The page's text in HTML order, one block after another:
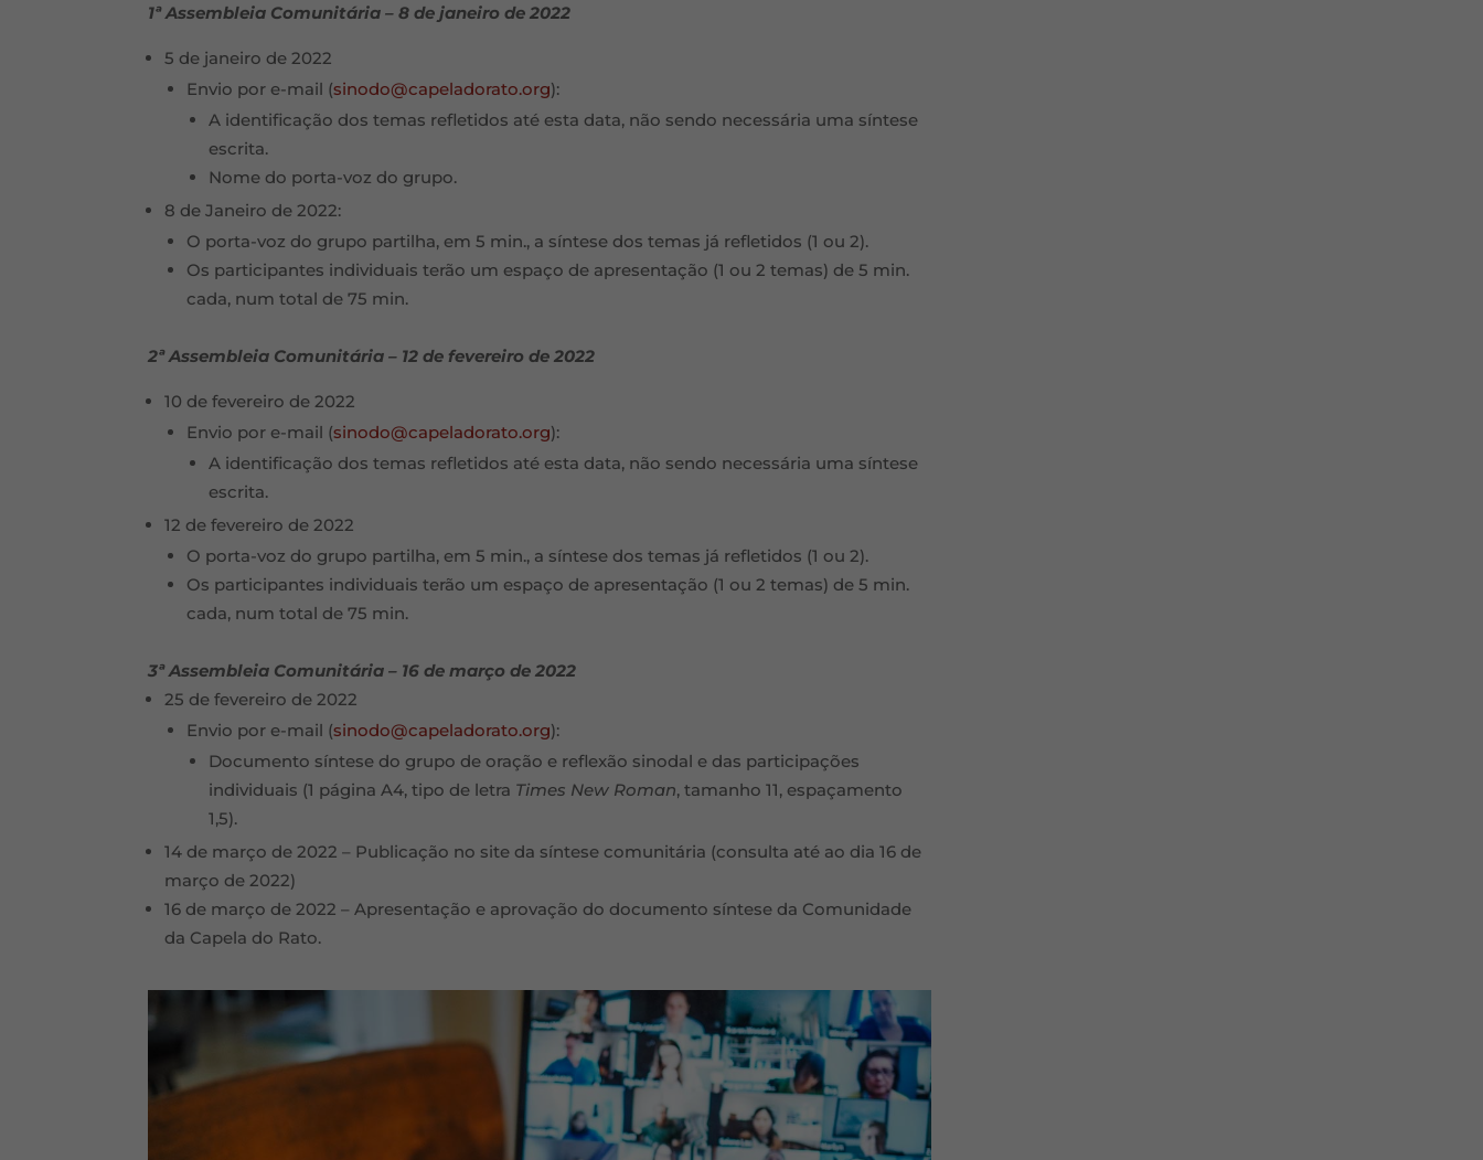
1ª Assembleia Comunitária – 8 de janeiro de 2022
5 de janeiro de 2022
Envio por e-mail (sinodo@capeladorato.org):
A identificação dos temas refletidos até esta data, não sendo necessária uma síntese
escrita.
Nome do porta-voz do grupo.
8 de Janeiro de 2022:
O porta-voz do grupo partilha, em 5 min., a síntese dos temas já refletidos (1 ou 2).
Os participantes individuais terão um espaço de apresentação (1 ou 2 temas) de 5 min.
cada, num total de 75 min.
2ª Assembleia Comunitária – 12 de fevereiro de 2022
10 de fevereiro de 2022
Envio por e-mail (sinodo@capeladorato.org):
A identificação dos temas refletidos até esta data, não sendo necessária uma síntese
escrita.
12 de fevereiro de 2022
O porta-voz do grupo partilha, em 5 min., a síntese dos temas já refletidos (1 ou 2).
Os participantes individuais terão um espaço de apresentação (1 ou 2 temas) de 5 min.
cada, num total de 75 min.
3ª Assembleia Comunitária – 16 de março de 2022
25 de fevereiro de 2022
Envio por e-mail (sinodo@capeladorato.org):
Documento síntese do grupo de oração e reflexão sinodal e das participações
individuais (1 página A4, tipo de letra Times New Roman, tamanho 11, espaçamento
1,5).
14 de março de 2022 – Publicação no site da síntese comunitária (consulta até ao dia 16 de
março de 2022)
16 de março de 2022 – Apresentação e aprovação do documento síntese da Comunidade
da Capela do Rato.